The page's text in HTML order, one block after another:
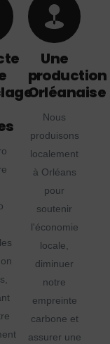
Une
production
Orléanaise
Nous
produisons
localement
à Orléans
pour
soutenir
l'économie
locale,
diminuer
notre
empreinte
carbone et
assurer une